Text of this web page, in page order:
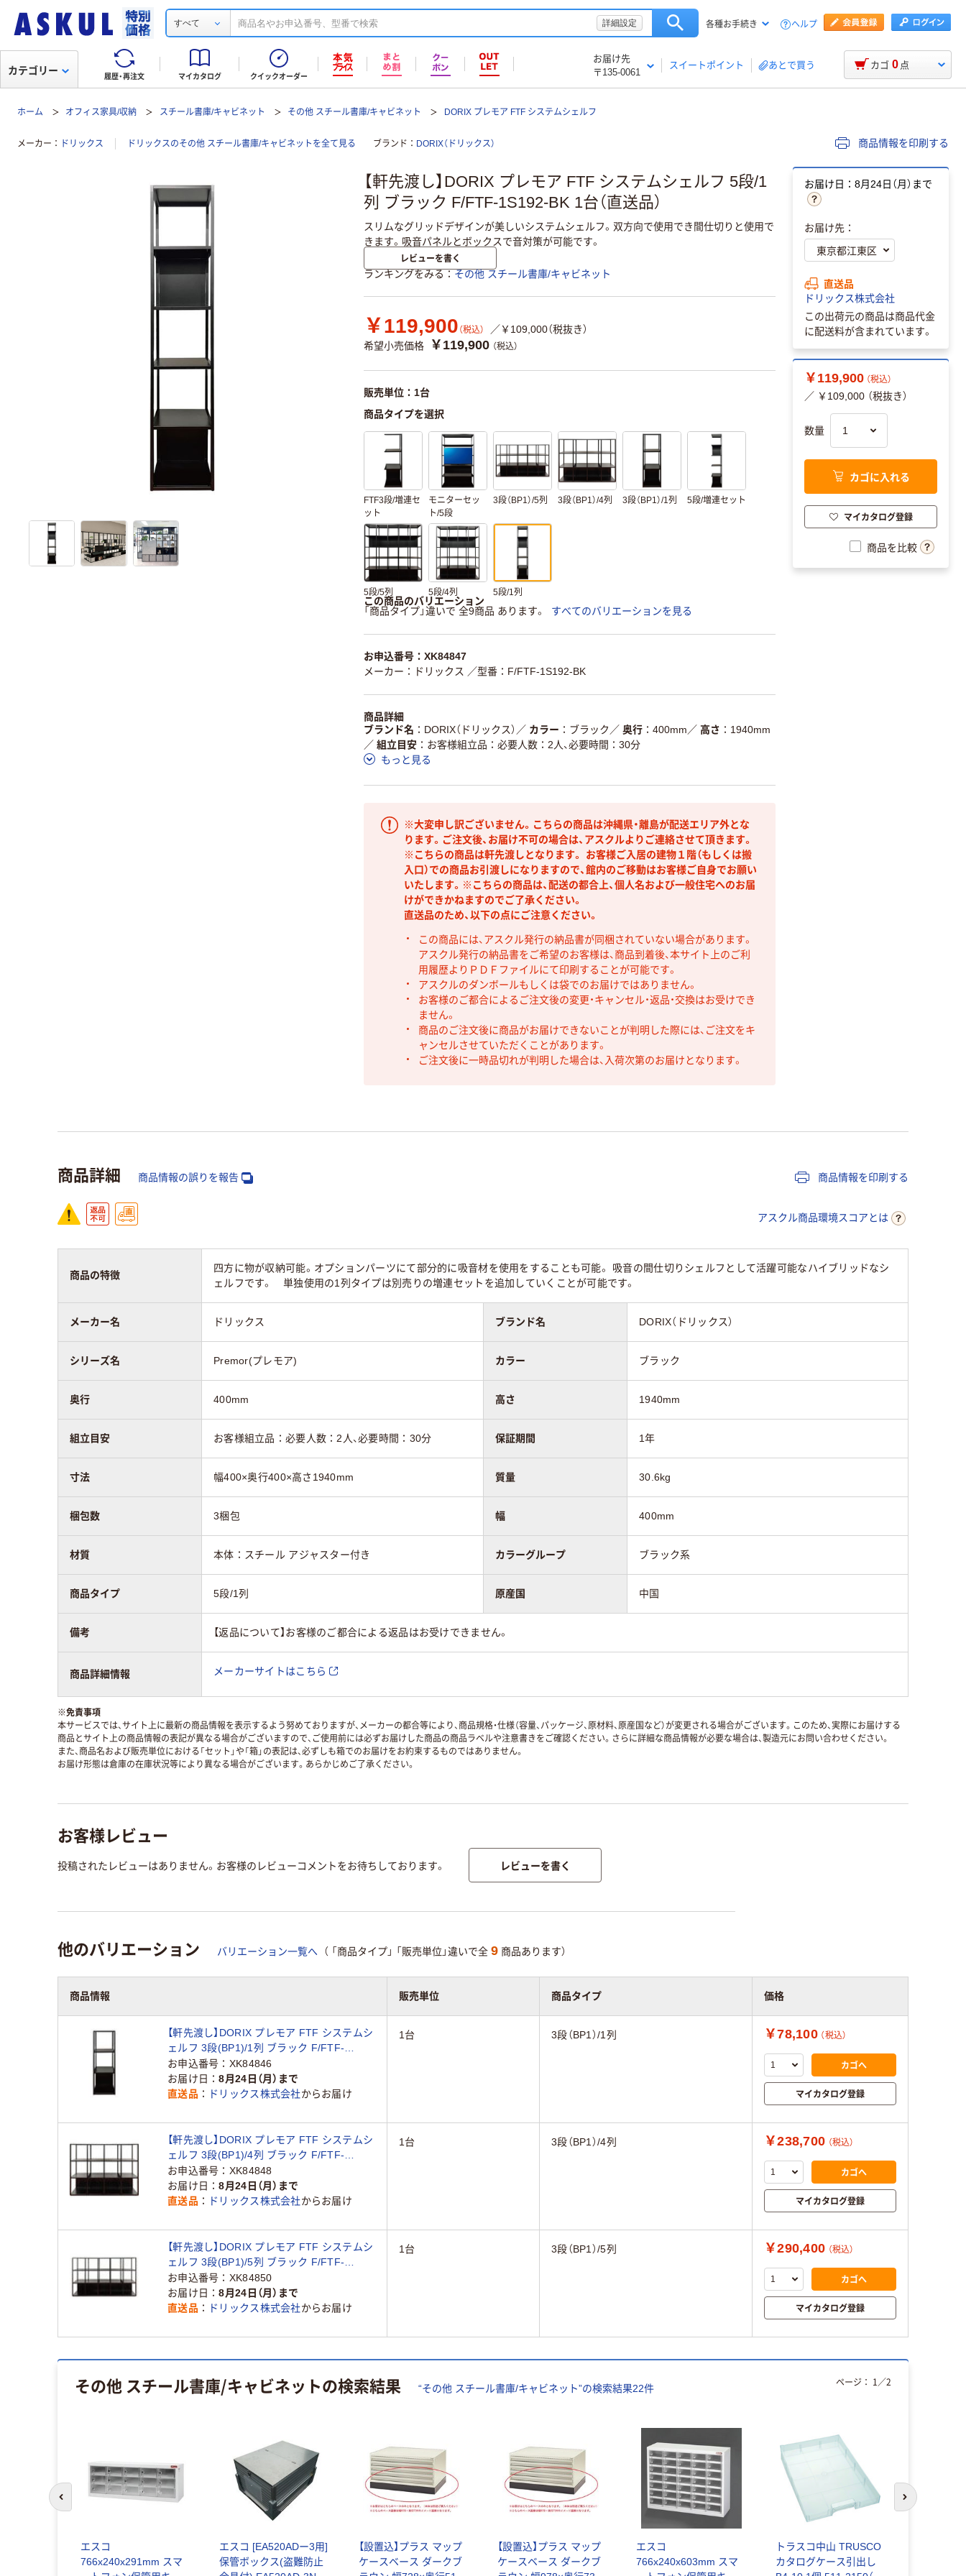
すべて 詳細設定 各種お手続き ヘルプ
履歴・再注文 マイカタログ クイックオーダー
お届け先
〒135-0061
スイートポイント あとで買う
カテゴリー カゴ 0 点
ホーム オフィス家具/収納 スチール書庫/キャビネット その他 スチール書庫/キャビネット DORIX プレモア FTF システムシェルフ
メーカー ドリックス ドリックスのその他 スチール書庫/キャビネットを全て見る ブランド DORIX（ドリックス） 商品情報を印刷する
【軒先渡し】DORIX プレモア FTF システムシェルフ 5段/1
列 ブラック F/FTF-1S192-BK 1台（直送品）
スリムなグリッドデザインが美しいシステムシェルフ。双方向で使用でき間仕切りと使用で
きます。吸音パネルとボックスで音対策が可能です。
レビューを書く
ランキングをみる その他 スチール書庫/キャビネット
￥119,900 （税込）
／￥109,000（税抜き）
希望小売価格
￥119,900 （税込）
販売単位：1台
商品タイプを選択
FTF3段/増連セ
ット
モニターセッ
ト/5段
3段（BP1）/5列 3段（BP1）/4列 3段（BP1）/1列 5段/増連セット
5段/5列 5段/4列 5段/1列
この商品のバリエーション
「商品タイプ」違いで 全9商品 あります。
すべてのバリエーションを見る
お申込番号：XK84847
メーカー：ドリックス ／型番：F/FTF-1S192-BK
商品詳細
ブランド名
DORIX（ドリックス） ／ カラー ブラック ／ 奥行 400mm ／ 高さ
1940mm
／ 組立目安
お客様組立品：必要人数：2人、必要時間：30分
もっと見る
※大変申し訳ございません。こちらの商品は沖縄県・離島が配送エリア外とな
ります。ご注文後、お届け不可の場合は、アスクルよりご連絡させて頂きます。
※こちらの商品は軒先渡しとなります。 お客様ご入居の建物１階（もしくは搬
入口）での商品お引渡しになりますので、館内のご移動はお客様ご自身でお願い
いたします。※こちらの商品は、配送の都合上、個人名および一般住宅へのお届
けができかねますのでご了承ください。
直送品のため、以下の点にご注意ください。
この商品には、アスクル発行の納品書が同梱されていない場合があります。
アスクル発行の納品書をご希望のお客様は、商品到着後、本サイト上のご利
用履歴よりＰＤＦファイルにて印刷することが可能です。
アスクルのダンボールもしくは袋でのお届けではありません。
お客様のご都合によるご注文後の変更・キャンセル・返品・交換はお受けでき
ません。
商品のご注文後に商品がお届けできないことが判明した際には、ご注文をキ
ャンセルさせていただくことがあります。
ご注文後に一時品切れが判明した場合は、入荷次第のお届けとなります。
お届け日：8月24日（月）まで
お届け先：
直送品
ドリックス株式会社
この出荷元の商品は商品代金
に配送料が含まれています。
￥119,900 （税込）
／ ￥109,000 （税抜き）
数量
カゴに入れる
マイカタログ登録
商品を比較
商品詳細 商品情報の誤りを報告 商品情報を印刷する
アスクル商品環境スコアとは
商品の特徴
四方に物が収納可能。オプションパーツにて部分的に吸音材を使用をすることも可能。 吸音の間仕切りシェルフとして活躍可能なハイブリッドなシ
ェルフです。 単独使用の1列タイプは別売りの増連セットを追加していくことが可能です。
メーカー名 ドリックス ブランド名 DORIX（ドリックス）
シリーズ名 Premor(プレモア) カラー ブラック
奥行 400mm 高さ 1940mm
組立目安 お客様組立品：必要人数：2人、必要時間：30分 保証期間 1年
寸法 幅400×奥行400×高さ1940mm 質量 30.6kg
梱包数 3梱包 幅 400mm
材質 本体：スチール アジャスター付き カラーグループ ブラック系
商品タイプ 5段/1列 原産国 中国
備考 【返品について】お客様のご都合による返品はお受けできません。
商品詳細情報 メーカーサイトはこちら
※免責事項
本サービスでは、サイト上に最新の商品情報を表示するよう努めておりますが、メーカーの都合等により、商品規格・仕様（容量、パッケージ、原材料、原産国など）が変更される場合がございます。このため、実際にお届けする
商品とサイト上の商品情報の表記が異なる場合がございますので、ご使用前には必ずお届けした商品の商品ラベルや注意書きをご確認ください。さらに詳細な商品情報が必要な場合は、製造元にお問い合わせください。
また、商品名および販売単位における「セット」や「箱」の表記は、必ずしも箱でのお届けをお約束するものではありません。
お届け形態は倉庫の在庫状況等により異なる場合がございます。あらかじめご了承ください。
お客様レビュー
投稿されたレビューはありません。お客様のレビューコメントをお待ちしております。 レビューを書く
他のバリエーション バリエーション一覧へ （ 「商品タイプ」 「販売単位」違いで全 9 商品あります）
商品情報 販売単位 商品タイプ 価格
【軒先渡し】DORIX プレモア FTF システムシ
ェルフ 3段(BP1)/1列 ブラック F/FTF-
1S116-1P-BK 1台（直送品）
お申込番号
XK84846
お届け日
8月24日（月）まで
直送品
ドリックス株式会社からお届け
1台 3段（BP1）/1列 ￥78,100 （税込）
カゴへ
マイカタログ登録
【軒先渡し】DORIX プレモア FTF システムシ
ェルフ 3段(BP1)/4列 ブラック F/FTF-
4S116-1P-BK 1台（直送品）
お申込番号
XK84848
お届け日
8月24日（月）まで
直送品
ドリックス株式会社からお届け
1台 3段（BP1）/4列 ￥238,700 （税込）
カゴへ
マイカタログ登録
【軒先渡し】DORIX プレモア FTF システムシ
ェルフ 3段(BP1)/5列 ブラック F/FTF-
5S116-1P-BK 1台（直送品）
お申込番号
XK84850
お届け日
8月24日（月）まで
直送品
ドリックス株式会社からお届け
1台 3段（BP1）/5列 ￥290,400 （税込）
カゴへ
マイカタログ登録
その他 スチール書庫/キャビネットの検索結果 “その他 スチール書庫/キャビネット”の検索結果22件
エスコ
766x240x291mm スマ
エスコ [EA520ADー3用]
保管ボックス(盗難防止
【設置込】プラス マップ
ケースベース ダークブ
【設置込】プラス マップ
ケースベース ダークブ
エスコ
766x240x603mm スマ
トラスコ中山 TRUSCO
カタログケース引出し
ページ： 1 ／2
前のスライドへ 次のスライド